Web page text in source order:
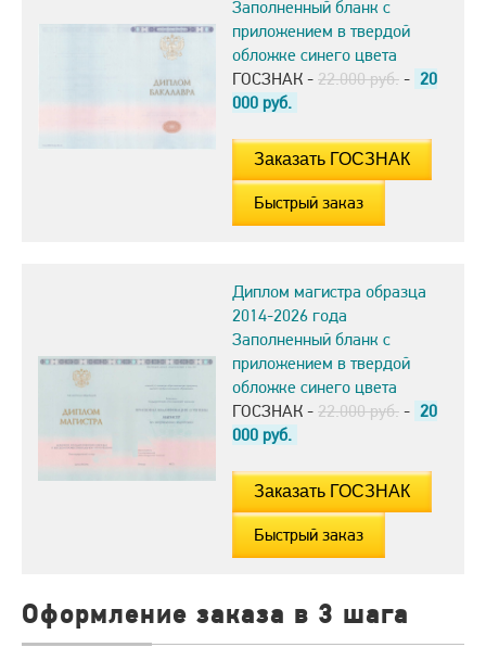
Заполненный бланк с
приложением в твердой
обложке синего цвета
ГОСЗНАК - 22.000 руб. - 20
000 руб.
Быстрый заказ
Диплом магистра образца
2014-2026 года
Заполненный бланк с
приложением в твердой
обложке синего цвета
ГОСЗНАК - 22.000 руб. - 20
000 руб.
Быстрый заказ
Оформление заказа в 3 шага